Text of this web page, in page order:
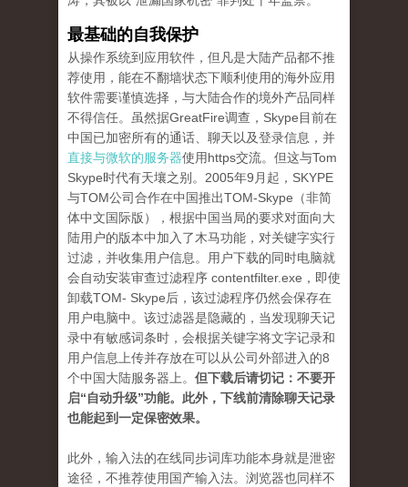
最基础的自我保护
从操作系统到应用软件，但凡是大陆产品都不推
荐使用，能在不翻墙状态下顺利使用的海外应用
软件需要谨慎选择，与大陆合作的境外产品同样
不得信任。虽然据GreatFire调查，Skype目前在
中国已加密所有的通话、聊天以及登录信息，并
直接与微软的服务器使用https交流。但这与Tom
Skype时代有天壤之别。2005年9月起，SKYPE
与TOM公司合作在中国推出TOM-Skype（非简
体中文国际版），根据中国当局的要求对面向大
陆用户的版本中加入了木马功能，对关键字实行
过滤，并收集用户信息。用户下载的同时电脑就
会自动安装审查过滤程序 contentfilter.exe，即使
卸载TOM- Skype后，该过滤程序仍然会保存在
用户电脑中。该过滤器是隐藏的，当发现聊天记
录中有敏感词条时，会根据关键字将文字记录和
用户信息上传并存放在可以从公司外部进入的8
个中国大陆服务器上。 但下载后请切记：不要开
启“自动升级”功能。此外，下线前清除聊天记录
也能起到一定保密效果。
此外，输入法的在线同步词库功能本身就是泄密
途径，不推荐使用国产输入法。浏览器也同样不